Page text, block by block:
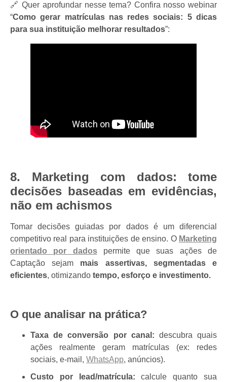
🔗 Quer aprofundar nesse tema? Confira nosso webinar
“Como gerar matrículas nas redes sociais: 5 dicas
para sua instituição melhorar resultados”:
8. Marketing com dados: tome
decisões baseadas em evidências,
não em achismos
Tomar decisões guiadas por dados é um diferencial
competitivo real para instituições de ensino. O Marketing
orientado por dadospermite que suas ações de
Captação sejam mais assertivas, segmentadas e
eficientes, otimizando tempo, esforço e investimento.
O que analisar na prática?
Taxa de conversão por canal: descubra quais
ações realmente geram matrículas (ex: redes
sociais, e-mail, WhatsApp, anúncios).
Custo por lead/matrícula: calcule quanto sua